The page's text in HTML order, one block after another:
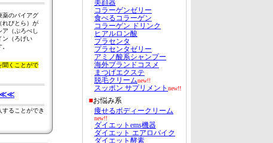
薬のバイアグ
れびとら）が
（ぷろぺし
ン（ろげい
聞くことがで
≪≪
ることができ